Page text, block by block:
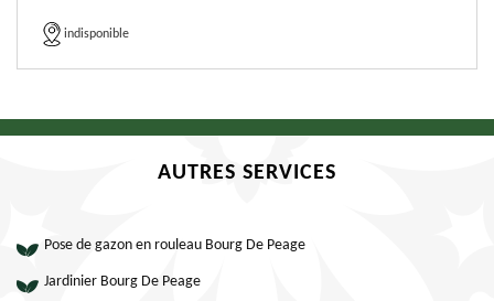
indisponible
AUTRES SERVICES
Pose de gazon en rouleau Bourg De Peage
Jardinier Bourg De Peage